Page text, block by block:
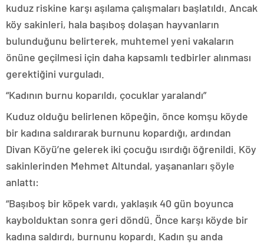
kuduz riskine karşı aşılama çalışmaları başlatıldı. Ancak
köy sakinleri, hala başıboş dolaşan hayvanların
bulunduğunu belirterek, muhtemel yeni vakaların
önüne geçilmesi için daha kapsamlı tedbirler alınması
gerektiğini vurguladı.
“Kadının burnu koparıldı, çocuklar yaralandı”
Kuduz olduğu belirlenen köpeğin, önce komşu köyde
bir kadına saldırarak burnunu kopardığı, ardından
Divan Köyü’ne gelerek iki çocuğu ısırdığı öğrenildi. Köy
sakinlerinden Mehmet Altundal, yaşananları şöyle
anlattı:
“Başıboş bir köpek vardı, yaklaşık 40 gün boyunca
kaybolduktan sonra geri döndü. Önce karşı köyde bir
kadına saldırdı, burnunu kopardı. Kadın şu anda